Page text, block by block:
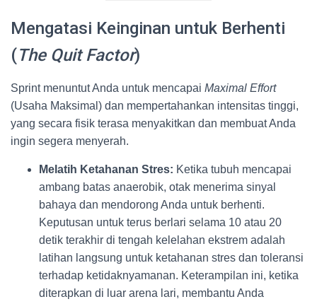
Mengatasi Keinginan untuk Berhenti
(The Quit Factor)
Sprint menuntut Anda untuk mencapai Maximal Effort
(Usaha Maksimal) dan mempertahankan intensitas tinggi,
yang secara fisik terasa menyakitkan dan membuat Anda
ingin segera menyerah.
Melatih Ketahanan Stres: Ketika tubuh mencapai
ambang batas anaerobik, otak menerima sinyal
bahaya dan mendorong Anda untuk berhenti.
Keputusan untuk terus berlari selama 10 atau 20
detik terakhir di tengah kelelahan ekstrem adalah
latihan langsung untuk ketahanan stres dan toleransi
terhadap ketidaknyamanan. Keterampilan ini, ketika
diterapkan di luar arena lari, membantu Anda